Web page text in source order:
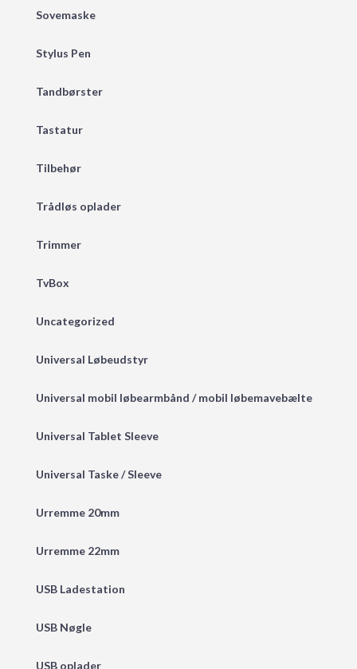
Sovemaske
Stylus Pen
Tandbørster
Tastatur
Tilbehør
Trådløs oplader
Trimmer
TvBox
Uncategorized
Universal Løbeudstyr
Universal mobil løbearmbånd / mobil løbemavebælte
Universal Tablet Sleeve
Universal Taske / Sleeve
Urremme 20mm
Urremme 22mm
USB Ladestation
USB Nøgle
USB oplader